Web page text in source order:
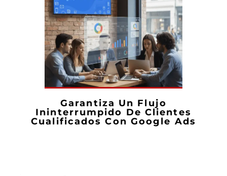
Garantiza Un Flujo
Ininterrumpido De Clientes
Cualificados Con Google Ads